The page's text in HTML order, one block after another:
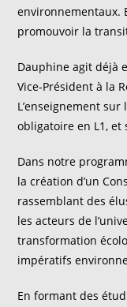
environnementaux.
promouvoir la
Dauphine agit déjà
Vice-Président à la
L’enseignement
obligatoire en L1, et
Dans notre
la création d’un
rassemblant des
les acteurs de
transformation
impératifs
En formant des